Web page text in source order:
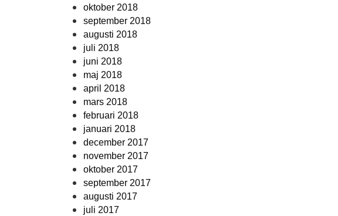
oktober 2018
september 2018
augusti 2018
juli 2018
juni 2018
maj 2018
april 2018
mars 2018
februari 2018
januari 2018
december 2017
november 2017
oktober 2017
september 2017
augusti 2017
juli 2017